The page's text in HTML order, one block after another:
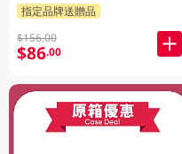
指定品牌送贈品
$156.00
$86.00